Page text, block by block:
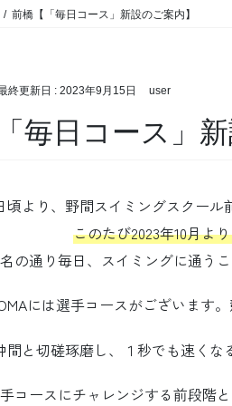
前橋【「毎日コース」新設のご案内】
終更新日 : 2023年9月15日 user
毎日コース」新
、野間スイミングスクール前
このたび2023年10月より
り毎日、スイミングに通うこ
には選手コースがございます
間と切磋琢磨し、１秒でも速くな
コースにチャレンジする前段階